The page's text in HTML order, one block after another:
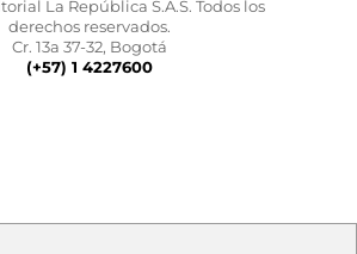
La República S.A.S. Todos los
derechos reservados.
Cr. 13a 37-32, Bogotá
(+57) 1 4227600